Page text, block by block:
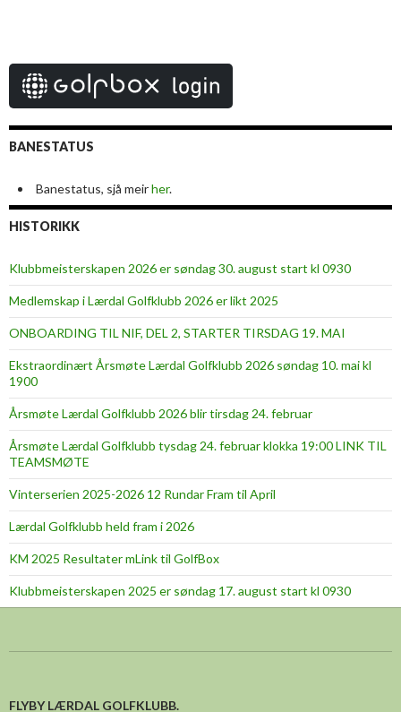
BANESTATUS
Banestatus, sjå meirher.
HISTORIKK
Klubbmeisterskapen 2026 er søndag 30. august start kl 0930
Medlemskap i Lærdal Golfklubb 2026 er likt 2025
ONBOARDING TIL NIF, DEL 2, STARTER TIRSDAG 19. MAI
Ekstraordinært Årsmøte Lærdal Golfklubb 2026 søndag 10. mai kl
1900
Årsmøte Lærdal Golfklubb 2026 blir tirsdag 24. februar
Årsmøte Lærdal Golfklubb tysdag 24. februar klokka 19:00 LINK TIL
TEAMSMØTE
Vinterserien 2025-2026 12 Rundar Fram til April
Lærdal Golfklubb held fram i 2026
KM 2025 Resultater mLink til GolfBox
Klubbmeisterskapen 2025 er søndag 17. august start kl 0930
FLYBY LÆRDAL GOLFKLUBB.